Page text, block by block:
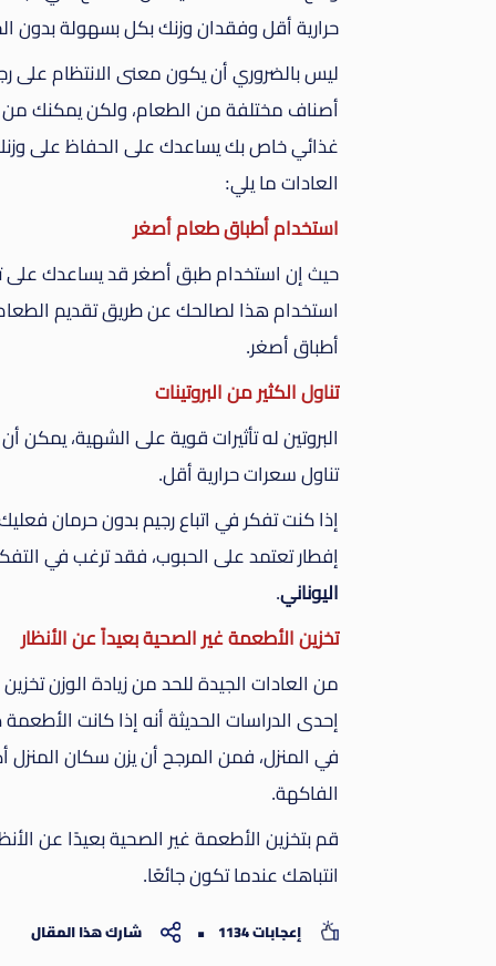
حرارية أقل وفقدان وزنك بكل بسهولة بدون
ليس بالضروري أن يكون معنى الانتظام على
أصناف مختلفة من الطعام، ولكن يمكنك من
غذائي خاص بك يساعدك على الحفاظ على
العادات ما يلي:
استخدام أطباق طعام أصغر
حيث إن استخدام طبق أصغر قد يساعدك على
استخدام هذا لصالحك عن طريق تقديم
أطباق أصغر.
تناول الكثير من البروتينات
البروتين له تأثيرات قوية على الشهية،
تناول سعرات حرارية أقل.
إذا كنت تفكر في اتباع رجيم بدون حرمان
إفطار تعتمد على الحبوب، فقد ترغب في
اليوناني.
تخزين الأطعمة غير الصحية بعيداً عن الأنظار
من العادات الجيدة للحد من زيادة الوزن
إحدى الدراسات الحديثة أنه إذا كانت
في المنزل، فمن المرجح أن يزن سكان
الفاكهة.
قم بتخزين الأطعمة غير الصحية بعيدًا عن
انتباهك عندما تكون جائعًا.
إعجابات 1134 شارك هذا المقال